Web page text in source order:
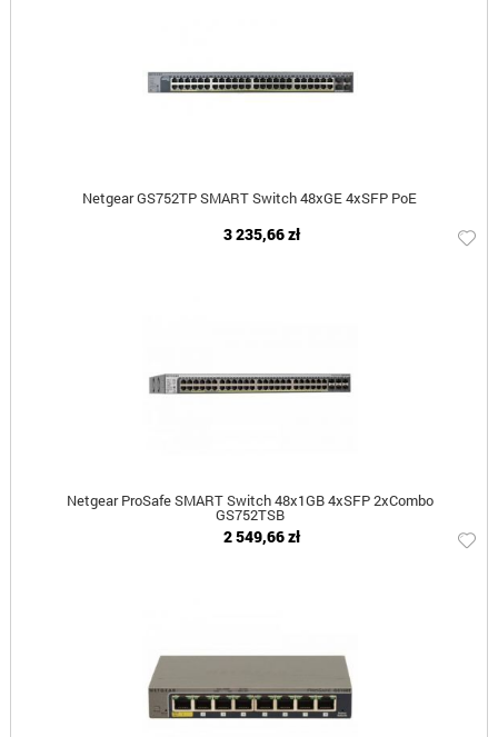
Netgear GS752TP SMART Switch 48xGE 4xSFP PoE
3 235,66 zł
Netgear ProSafe SMART Switch 48x1GB 4xSFP 2xCombo
GS752TSB
2 549,66 zł